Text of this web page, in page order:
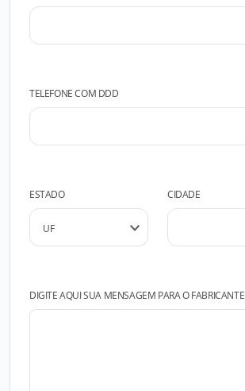
TELEFONE COM DDD
ESTADO CIDADE
DIGITE AQUI SUA MENSAGEM PARA O FABRICANTE